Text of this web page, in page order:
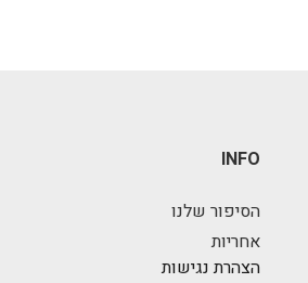
INFO
הסיפור שלנו
אחריות
הצהרת נגישות